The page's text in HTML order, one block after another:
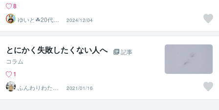
8
ゆいと☘20代✨
あなたの心の拠
り所✨☘️
2024/12/04
とにかく失敗したくない人へ
記事
コラム
1
ふんわりわたあ
め
2021/01/16